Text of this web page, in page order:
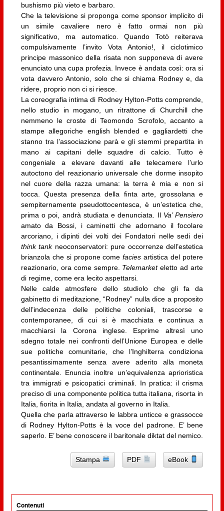
bushismo più vieto e barbaro.
Che la televisione si proponga come sponsor implicito di
un simile cavaliere nero è fatto ormai non più
significativo, ma automatico. Quando Totò reiterava
compulsivamente l’invito Vota Antonio!, il ciclotimico
principe massonico della risata non supponeva di avere
enunciato una cupa profezia. Invece è andata così: ora si
vota davvero Antonio, solo che si chiama Rodney e, da
ridere, proprio non ci si riesce.
La coreografia intima di Rodney Hylton-Potts comprende,
nello studio in mogano, un ritrattone di Churchill che
nemmeno le croste di Teomondo Scrofolo, accanto a
stampe allegoriche english blended e gagliardetti che
stanno tra l’associazione parà e gli stemmi prepartita in
mano ai capitani delle squadre di calcio. Tutto è
congeniale a elevare davanti alle telecamere l’urlo
autoctono del reazionario universale che dorme insopito
nel cuore della razza umana: la terra è mia e non si
tocca. Questa presenza della finta arte, grossolana e
sempiternamente pseudottocentesca, è un’estetica che,
prima o poi, andrà studiata e denunciata. Il Va’ Pensiero
amato da Bossi, i caminetti che adornano il focolare
arcoriano, i dipinti dei volti dei Fondatori nelle sedi dei
think tank neoconservatori: pure occorrenze dell’estetica
brianzola che si propone comefaciesartistica del potere
reazionario, ora come sempre. Telemarketeletto ad arte
di regime, come era lecito aspettarsi.
Nelle calde atmosfere dello studiolo che gli fa da
gabinetto di meditazione, “Rodney” nulla dice a proposito
dell’indecenza delle politiche coloniali, trascorse e
contemporanee, di cui si è macchiata e continua a
macchiarsi la Corona inglese. Esprime altresì uno
sdegno totale nei confronti dell’Unione Europea e delle
sue politiche comunitarie, che l’Inghilterra condiziona
pesantissimamente senza avere aderito alla moneta
continentale. Enuncia inoltre un’equivalenza aprioristica
tra immigrati e psicopatici criminali. In pratica: il crisma
preciso di una componente politica tutta italiana, risorta in
Italia, fiorita in Italia, andata al governo in Italia.
Quella che parla attraverso le labbra unticce e grassocce
di Rodney Hylton-Potts è la voce del padrone. E’ bene
saperlo. E’ bene conoscere il baritonale diktat del nemico.
Stampa PDF eBook
Contenuti